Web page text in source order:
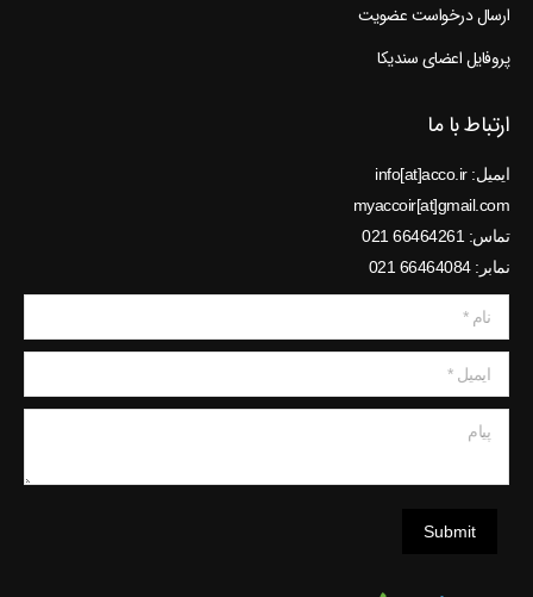
ارسال درخواست عضویت
پروفایل اعضای سندیکا
ارتباط با ما
ایمیل: info[at]acco.ir
myaccoir[at]gmail.com
تماس: 66464261 021
نمابر: 66464084 021
نام *
ایمیل *
Submit